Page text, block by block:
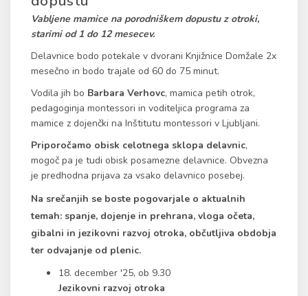
Vabljene mamice na porodniškem dopustu z otroki,
starimi od 1 do 12 mesecev.
Delavnice bodo potekale v dvorani Knjižnice Domžale 2x
mesečno in bodo trajale od 60 do 75 minut.
Vodila jih bo Barbara Verhovc, mamica petih otrok,
pedagoginja montessori in voditeljica programa za
mamice z dojenčki na Inštitutu montessori v Ljubljani.
Priporočamo obisk celotnega sklopa delavnic,
mogoč pa je tudi obisk posamezne delavnice. Obvezna
je predhodna prijava za vsako delavnico posebej.
Na srečanjih se boste pogovarjale o aktualnih
temah: spanje, dojenje in prehrana, vloga očeta,
gibalni in jezikovni razvoj otroka, občutljiva obdobja
ter odvajanje od plenic.
18. december '25, ob 9.30
Jezikovni razvoj otroka